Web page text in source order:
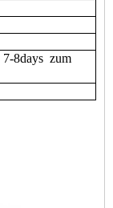
7-8days zum